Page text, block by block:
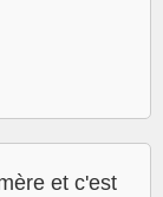
et c'est